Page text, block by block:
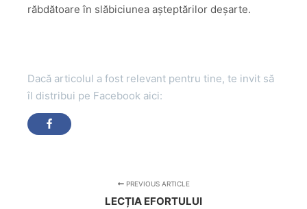
răbdătoare în slăbiciunea așteptărilor deșarte.
Dacă articolul a fost relevant pentru tine, te invit să
îl distribui pe Facebook aici:
PREVIOUS ARTICLE
LECȚIA EFORTULUI